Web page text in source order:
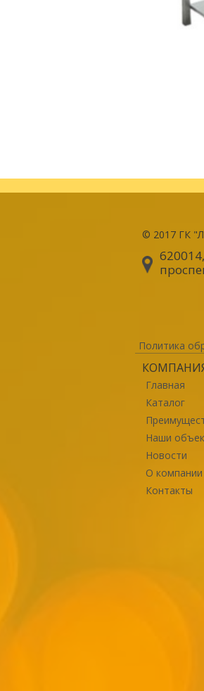
© 2017 ГК
Политика
Главная
Каталог
Наши
Новости
О компании
Контакты